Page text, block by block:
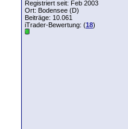
Registriert seit: Feb 2003
Ort: Bodensee (D)
Beiträge: 10.061
iTrader-Bewertung: (18)